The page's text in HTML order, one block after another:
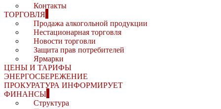
Контакты
ТОРГОВЛЯ
Продажа алкогольной продукции
Нестационарная торговля
Новости торговли
Защита прав потребителей
Ярмарки
ЦЕНЫ И ТАРИФЫ
ЭНЕРГОСБЕРЕЖЕНИЕ
ПРОКУРАТУРА ИНФОРМИРУЕТ
ФИНАНСЫ
Структура